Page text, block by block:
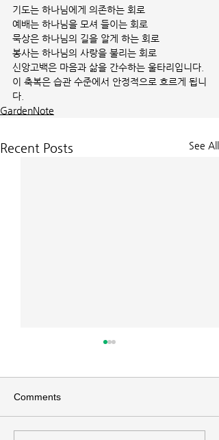
기도는 하나님에게 의존하는 회로
예배는 하나님을 모셔 들이는 회로
묵상은 하나님의 길을 알게 하는 회로
봉사는 하나님의 사랑을 불리는 회로
신앙고백은 마음과 삶을 간수하는 울타리입니다.
이 축복은 습관 수준에서 안정적으로 흐르게 됩니
다.
GardenNote
Recent Posts See All
Comments